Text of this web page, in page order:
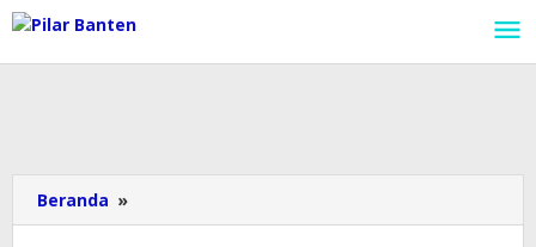
Lewati
ke
konten
Beranda »
Gubernur